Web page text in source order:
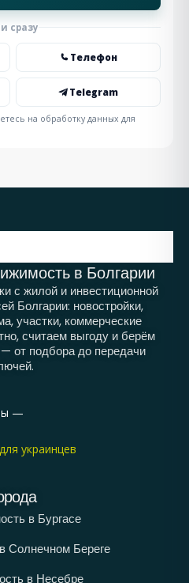
сразу
Телефон
Telegram
на обработку данных для
в Болгарии
с жилой и инвестиционной
Болгарии: новостройки,
участки, коммерческие
считаем выгоду и берём
от подбора до передачи
—
украинцев
в Бургасе
Солнечном Береге
в Несебре